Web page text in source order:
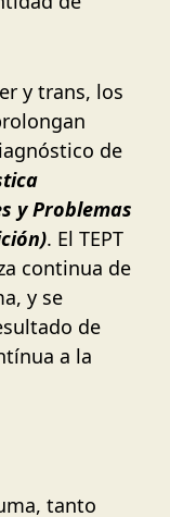
y trans, los
de
y Problemas
. El TEPT
continua de
y se
de
a la
tanto